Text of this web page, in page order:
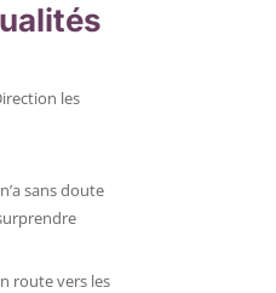
les
sans doute
route vers les